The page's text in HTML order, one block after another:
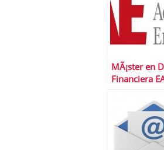
MÃ¡ster en
Financiera